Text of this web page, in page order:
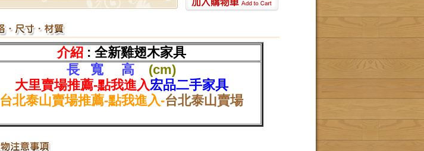
介紹 : 全新雞翅木家具
長 寬 高 (cm)
大里賣場推薦-點我進入宏品二手家具
台北泰山賣場推薦-點我進入-台北泰山賣場